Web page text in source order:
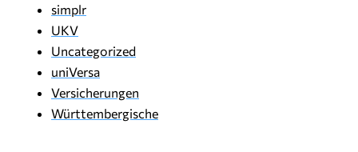
simplr
UKV
Uncategorized
uniVersa
Versicherungen
Württembergische